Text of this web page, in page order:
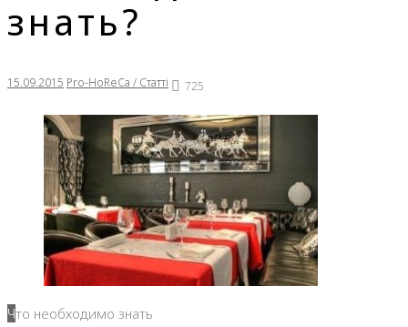
знать?
15.09.2015 Pro-HoReCa / Статті 725
Что необходимо знать